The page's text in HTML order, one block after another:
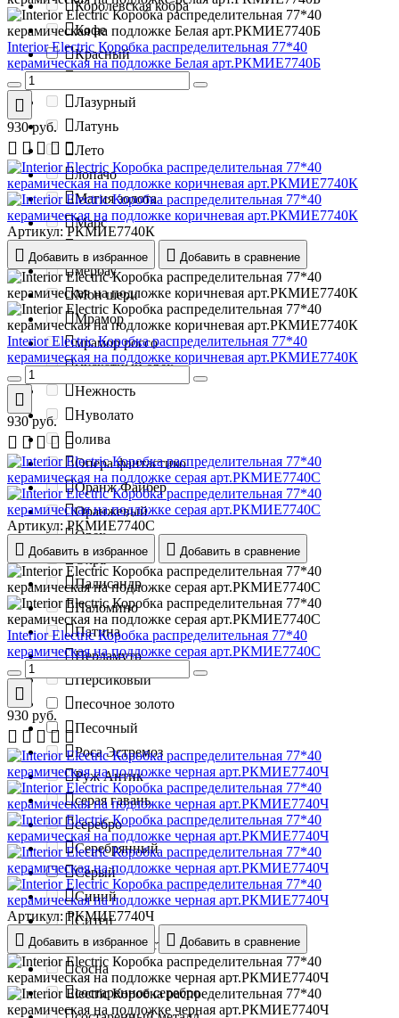
Королевская кобра
Кофе
Красный
Лазурный
Латунь
Лето
лопачо
Магия золота
Марс
мербау
Мон шери
Мрамор
мрамор россо
мускатный орех
Нежность
Нуволато
олива
Опера фантастико
Оранж Файбер
Оранжевый
Орех
Охра
Палисандр
Паломино
Патина
Перламутр
Персиковый
песочное золото
Песочный
Роса Эстремоз
Руж Антик
серая гавань
серебро
Серебрянный
Серый
Синий
Ситец
Слоновая кость
сосна
состаренное серебро
Interior Electric Коробка распределительная 77*40
керамическая на подложке Белая арт.РКМИЕ7740Б
930руб.
Артикул:РКМИЕ7740К
Добавить в избранное Добавить в сравнение
Interior Electric Коробка распределительная 77*40
керамическая на подложке коричневая арт.РКМИЕ7740К
930руб.
Артикул:РКМИЕ7740С
Добавить в избранное Добавить в сравнение
Interior Electric Коробка распределительная 77*40
керамическая на подложке серая арт.РКМИЕ7740С
930 руб.
Артикул:РКМИЕ7740Ч
Добавить в избранное Добавить в сравнение